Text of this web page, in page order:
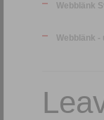
Webblänk
Webblänk -